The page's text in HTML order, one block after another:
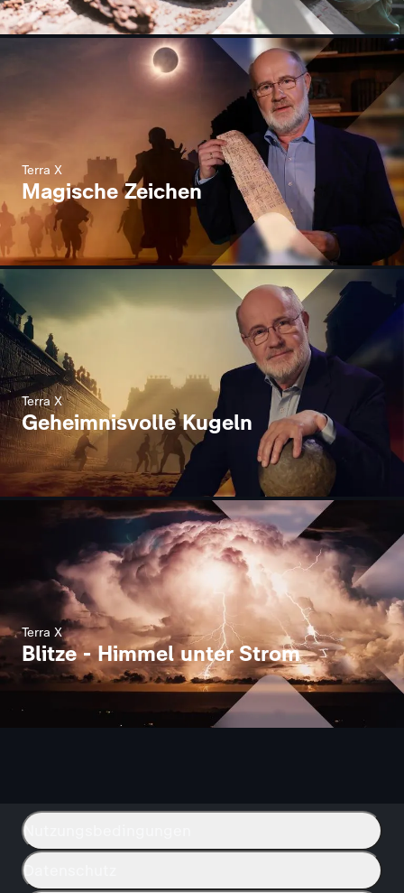
Terra X
Magische Zeichen
Terra X
Geheimnisvolle Kugeln
Terra X
Blitze - Himmel unter Strom
Nutzungsbedingungen
Datenschutz